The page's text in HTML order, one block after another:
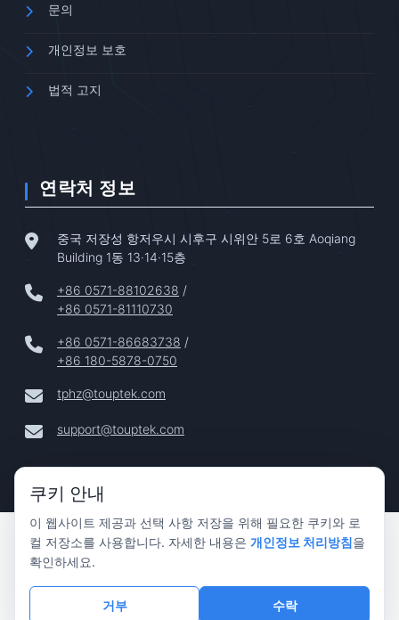
문의
개인정보 보호
법적 고지
연락처 정보
중국 저장성 항저우시 시후구 시위안 5로 6호 Aoqiang
Building 1동 13·14·15층
+86 0571-88102638 /
+86 0571-81110730
+86 0571-86683738 /
+86 180-5878-0750
tphz@touptek.com
support@touptek.com
Copyright © 2024–2026 Hangzhou ToupTek Photonics Co.,
쿠키 안내
이 웹사이트 제공과 선택 사항 저장을 위해 필요한 쿠키와 로
컬 저장소를 사용합니다. 자세한 내용은 개인정보 처리방침을
확인하세요.
거부 수락